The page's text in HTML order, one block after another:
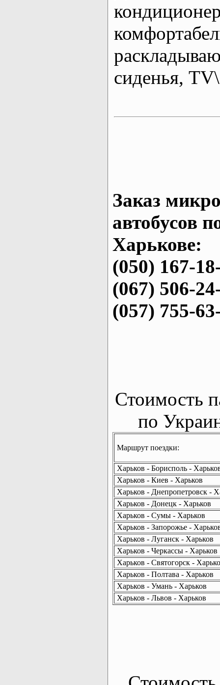
сиденья,
Заказ
автобусов
Харькове:
(050) 167-
(067) 506-
(057) 755-
Стоимость
по
Маршрут поездки:
Харьков - Борисполь -
Харьков - Киев - Харьков
Харьков - Днепропетровск -
Харьков - Донецк - Харьков
Харьков - Сумы - Харьков
Харьков - Запорожье -
Харьков - Луганск - Харьков
Харьков - Черкассы - Харьков
Харьков - Святогорск -
Харьков - Полтава - Харьков
Харьков - Умань - Харьков
Харьков - Львов - Харьков